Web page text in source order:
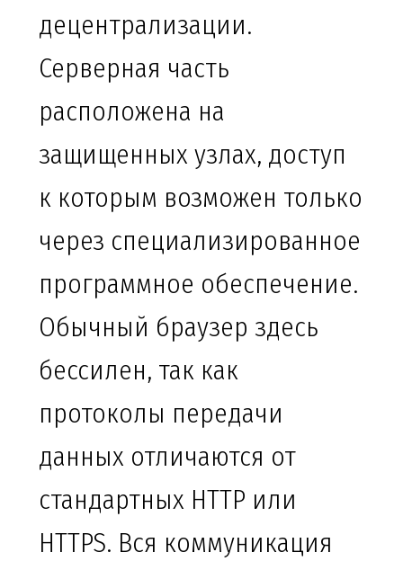
децентрализации.
Серверная часть
расположена на
защищенных узлах, доступ
к которым возможен только
через специализированное
программное обеспечение.
Обычный браузер здесь
бессилен, так как
протоколы передачи
данных отличаются от
стандартных HTTP или
HTTPS. Вся коммуникация